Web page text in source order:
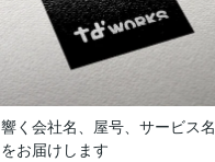
響く会社名、屋号、サービス名
をお届けします